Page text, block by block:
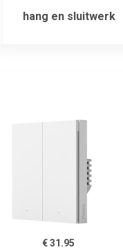
hang en sluitwerk
€ 31.95